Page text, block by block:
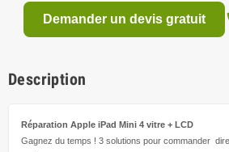
Demander un devis gratuit
Description
Réparation Apple iPad Mini 4 vitre + LCD
Gagnez du temps ! 3 solutions pour commander